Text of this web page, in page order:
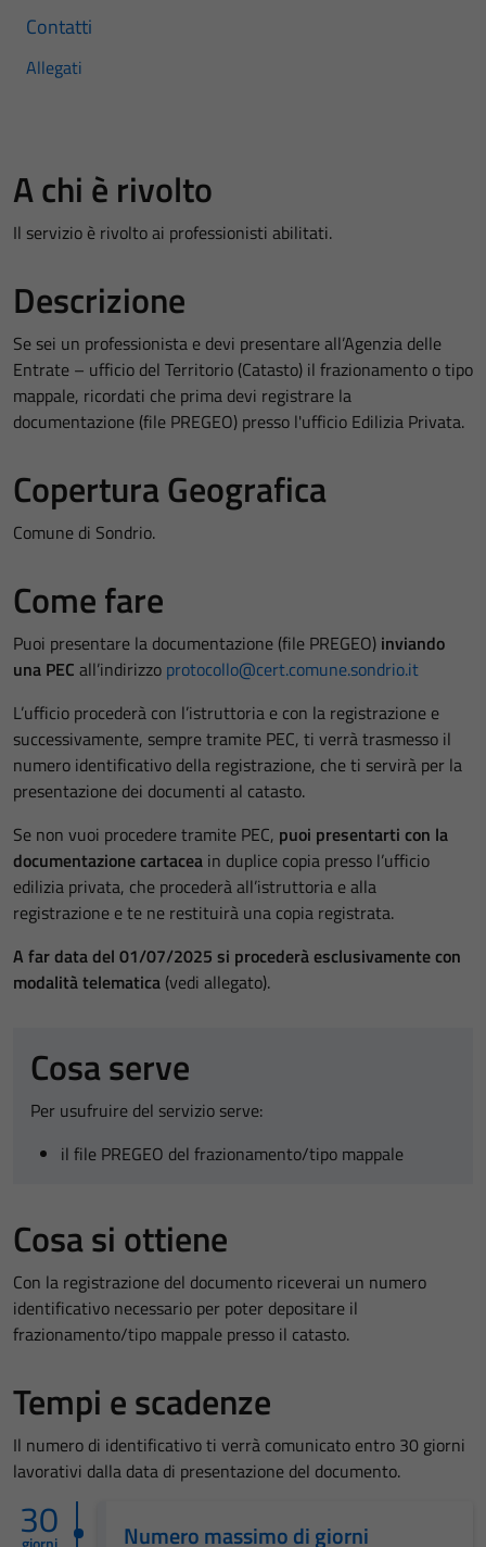
Contatti
Allegati
A chi è rivolto
Il servizio è rivolto ai professionisti abilitati.
Descrizione
Se sei un professionista e devi presentare all’Agenzia delle
Entrate – ufficio del Territorio (Catasto) il frazionamento o tipo
mappale, ricordati che prima devi registrare la
documentazione (file PREGEO) presso l'ufficio Edilizia Privata.
Copertura Geografica
Comune di Sondrio.
Come fare
Puoi presentare la documentazione (file PREGEO) inviando
una PEC all’indirizzo protocollo@cert.comune.sondrio.it
L’ufficio procederà con l’istruttoria e con la registrazione e
successivamente, sempre tramite PEC, ti verrà trasmesso il
numero identificativo della registrazione, che ti servirà per la
presentazione dei documenti al catasto.
Se non vuoi procedere tramite PEC, puoi presentarti con la
documentazione cartacea in duplice copia presso l’ufficio
edilizia privata, che procederà all’istruttoria e alla
registrazione e te ne restituirà una copia registrata.
A far data del 01/07/2025 si procederà esclusivamente con
modalità telematica (vedi allegato).
Cosa serve
Per usufruire del servizio serve:
il file PREGEO del frazionamento/tipo mappale
Cosa si ottiene
Con la registrazione del documento riceverai un numero
identificativo necessario per poter depositare il
frazionamento/tipo mappale presso il catasto.
Tempi e scadenze
Il numero di identificativo ti verrà comunicato entro 30 giorni
lavorativi dalla data di presentazione del documento.
30 Numero massimo di giorni